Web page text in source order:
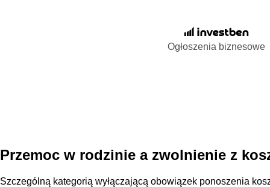
Ogłoszenia biznesowe
Przemoc w rodzinie a zwolnienie z
Szczególną kategorią wyłączającą obowiązek ponoszenia